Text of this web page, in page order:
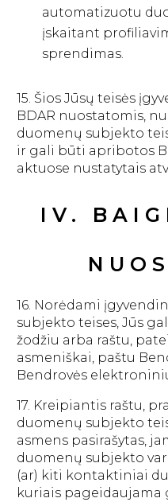
automatizuotu
įskaitant
sprendimas.
15. Šios Jūsų teisės
BDAR nuostatomis,
duomenų subjekto
ir gali būti apribotos
aktuose nustatytais
IV.
16. Norėdami
subjekto teises, Jūs
žodžiu arba raštu,
asmeniškai, paštu
Bendrovės
17. Kreipiantis raštu,
duomenų subjekto
asmens pasirašytas,
duomenų subjekto
(ar) kiti kontaktiniai
kuriais pageidaujama